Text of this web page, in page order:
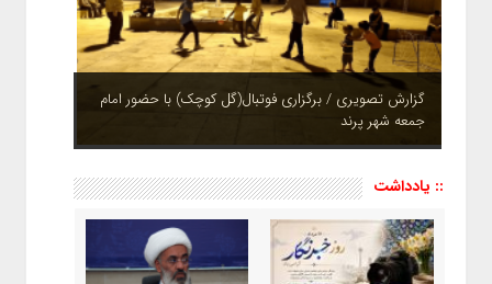
چشم نوازی بوستان های شهر پرند در فصل بهار + تصاویر
:: یادداشت